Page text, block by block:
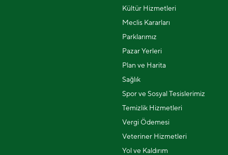
Kültür Hizmetleri
Meclis Kararları
Parklarımız
Pazar Yerleri
Plan ve Harita
Sağlık
Spor ve Sosyal Tesislerimiz
Temizlik Hizmetleri
Vergi Ödemesi
Veteriner Hizmetleri
Yol ve Kaldırım